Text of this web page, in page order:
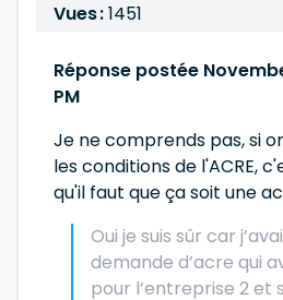
Vues :1451
Réponse postée
PM
Je ne comprends pas, si
les conditions de l'ACRE,
qu'il faut que ça soit une
Oui je suis sûr car
demande d’acre qui
pour l’entreprise 2 et